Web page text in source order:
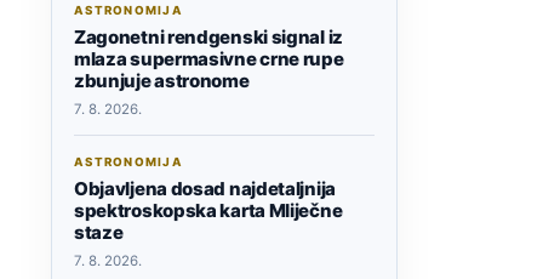
ASTRONOMIJA
Zagonetni rendgenski signal iz
mlaza supermasivne crne rupe
zbunjuje astronome
7. 8. 2026.
ASTRONOMIJA
Objavljena dosad najdetaljnija
spektroskopska karta Mliječne
staze
7. 8. 2026.